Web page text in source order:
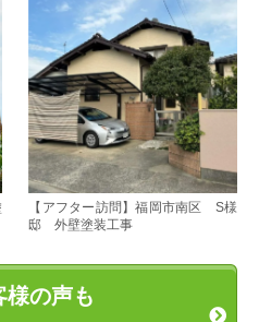
【アフター訪問】福岡市南区 S様
邸 外壁塗装工事
様の声も